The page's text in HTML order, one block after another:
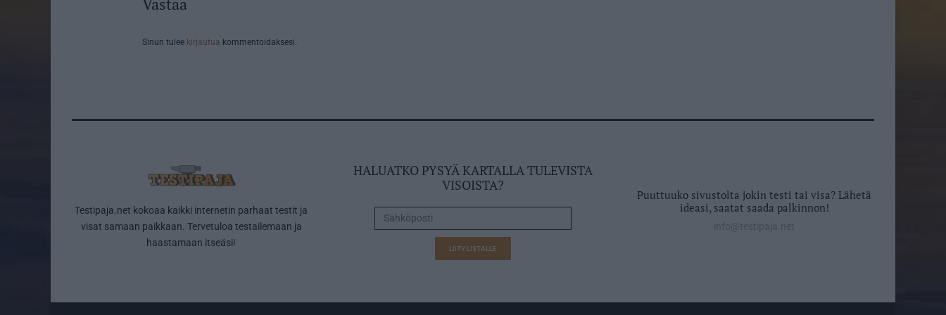
Sinun tulee kirjautua kommentoidaksesi.
Testipaja.net kokoaa kaikki internetin parhaat testit ja
visat samaan paikkaan. Tervetuloa testailemaan ja
haastamaan itseäsi!
HALUATKO PYSYÄ KARTALLA TULEVISTA
VISOISTA?
LIITY LISTALLE
Puuttuuko sivustolta jokin testi tai visa? Lähetä
ideasi, saatat saada palkinnon!